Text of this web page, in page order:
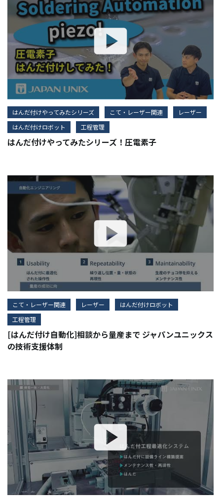
はんだ付けやってみたシリーズ こて・レーザー関連
レーザー
はんだ付けロボット
工程管理
はんだ付けやってみたシリーズ！圧電素子
こて・レーザー関連 レーザー
はんだ付けロボット
工程管理
[はんだ付け自動化]相談から量産まで ジャパンユニックス
の技術支援体制